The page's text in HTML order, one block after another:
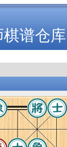
谱仓库